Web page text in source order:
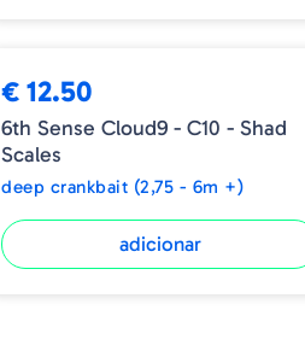
€ 12.50
6th Sense Cloud9 - C10 - Shad
Scales
deep crankbait (2,75 - 6m +)
adicionar